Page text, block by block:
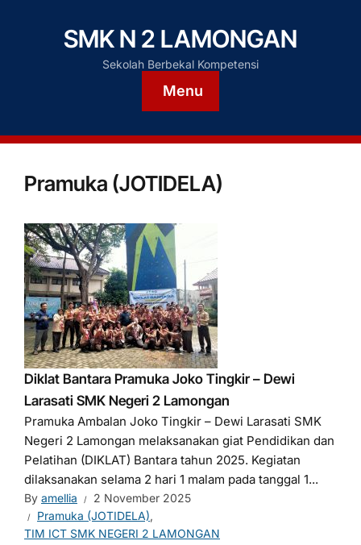
SMK N 2 LAMONGAN
Sekolah Berbekal Kompetensi
Menu
Pramuka (JOTIDELA)
Diklat Bantara Pramuka Joko Tingkir – Dewi
Larasati SMK Negeri 2 Lamongan
Pramuka Ambalan Joko Tingkir – Dewi Larasati SMK
Negeri 2 Lamongan melaksanakan giat Pendidikan dan
Pelatihan (DIKLAT) Bantara tahun 2025. Kegiatan
dilaksanakan selama 2 hari 1 malam pada tanggal 1...
By amellia
2 November 2025
Pramuka (JOTIDELA),
TIM ICT SMK NEGERI 2 LAMONGAN